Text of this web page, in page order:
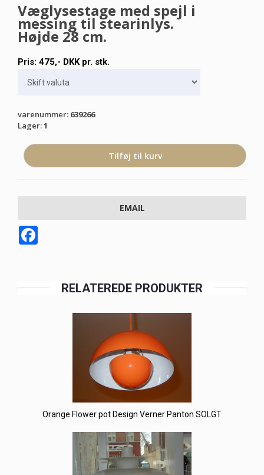
Væglysestage med spejl i
messing til stearinlys.
Højde 28 cm.
Pris: 475,- DKKpr. stk.
varenummer: 639266
Lager:1
EMAIL
RELATEREDE PRODUKTER
Orange Flower pot Design Verner Panton SOLGT